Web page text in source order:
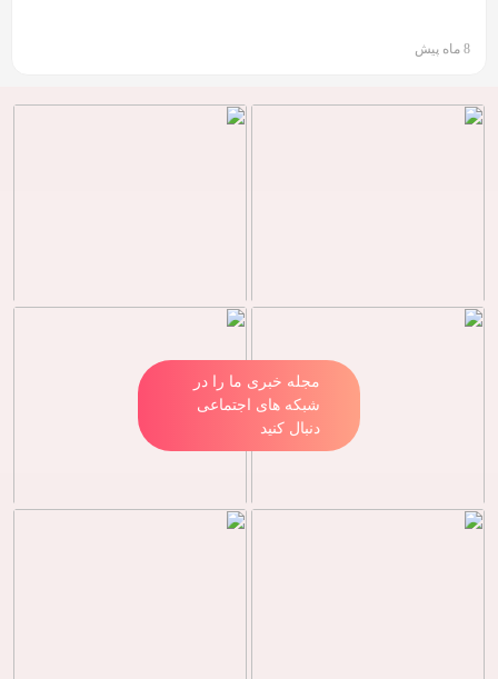
8 ماه پیش
مجله خبری ما را در
شبکه های اجتماعی
دنبال کنید